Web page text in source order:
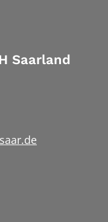
Saarland